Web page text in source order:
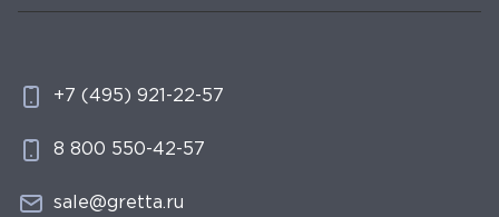
+7 (495) 921-22-57
8 800 550-42-57
sale@gretta.ru